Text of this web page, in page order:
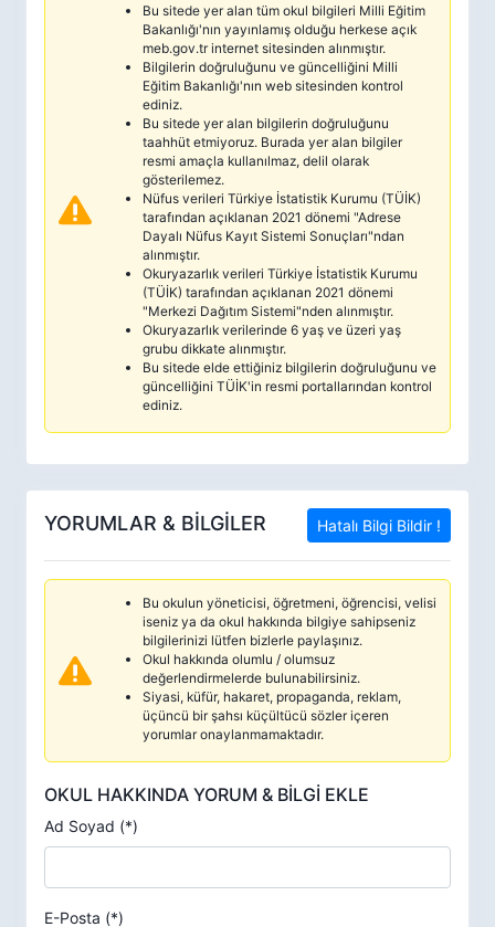
Bu sitede yer alan tüm okul bilgileri Milli Eğitim
Bakanlığı'nın yayınlamış olduğu herkese açık
meb.gov.tr internet sitesinden alınmıştır.
Bilgilerin doğruluğunu ve güncelliğini Milli
Eğitim Bakanlığı'nın web sitesinden kontrol
ediniz.
Bu sitede yer alan bilgilerin doğruluğunu
taahhüt etmiyoruz. Burada yer alan bilgiler
resmi amaçla kullanılmaz, delil olarak
gösterilemez.
Nüfus verileri Türkiye İstatistik Kurumu (TÜİK)
tarafından açıklanan 2021 dönemi "Adrese
Dayalı Nüfus Kayıt Sistemi Sonuçları"ndan
alınmıştır.
Okuryazarlık verileri Türkiye İstatistik Kurumu
(TÜİK) tarafından açıklanan 2021 dönemi
"Merkezi Dağıtım Sistemi"nden alınmıştır.
Okuryazarlık verilerinde 6 yaş ve üzeri yaş
grubu dikkate alınmıştır.
Bu sitede elde ettiğiniz bilgilerin doğruluğunu ve
güncelliğini TÜİK'in resmi portallarından kontrol
ediniz.
YORUMLAR & BİLGİLER Hatalı Bilgi Bildir !
Bu okulun yöneticisi, öğretmeni, öğrencisi, velisi
iseniz ya da okul hakkında bilgiye sahipseniz
bilgilerinizi lütfen bizlerle paylaşınız.
Okul hakkında olumlu / olumsuz
değerlendirmelerde bulunabilirsiniz.
Siyasi, küfür, hakaret, propaganda, reklam,
üçüncü bir şahsı küçültücü sözler içeren
yorumlar onaylanmamaktadır.
OKUL HAKKINDA YORUM & BİLGİ EKLE
Ad Soyad (*)
E-Posta (*)